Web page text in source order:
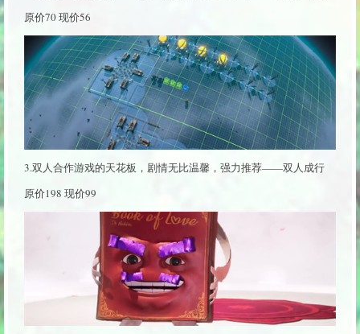
原价70 现价56
3.双人合作游戏的天花板，剧情无比温馨，强力推荐——双人成行
原价198 现价99